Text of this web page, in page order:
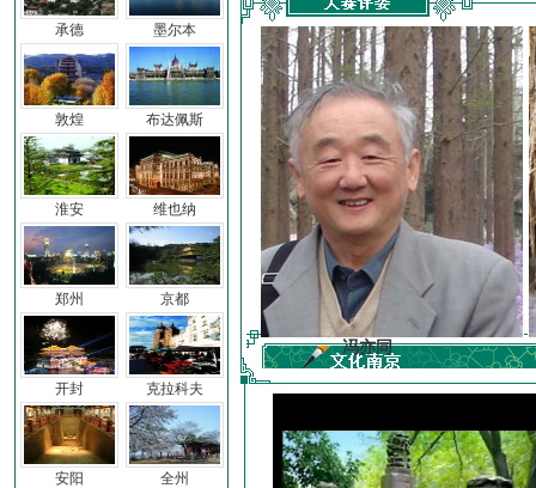
承德
敦煌
淮安
郑州
开封
安阳
墨尔本
布达佩斯
维也纳
京都
克拉科夫
全州
冯亦同